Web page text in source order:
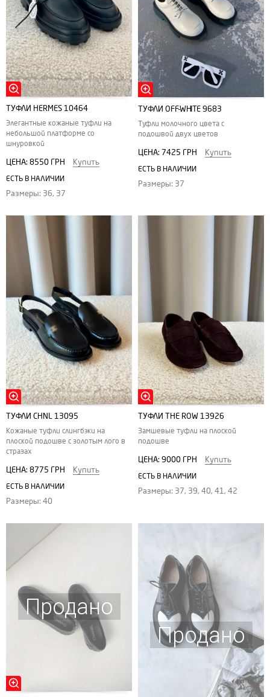
ТУФЛИ HERMES 10464
Элегантные кожаные туфли на
небольшой платформе со
шнуровкой
ЦЕНА: 8550 ГРН Купить
ЕСТЬ В НАЛИЧИИ
Размеры: 36, 37
ТУФЛИ ОFF-WHITE 9683
Туфли молочного цвета с
подошвой двух цветов
ЦЕНА: 7425 ГРН Купить
ЕСТЬ В НАЛИЧИИ
Размеры: 37
ТУФЛИ CHNL 13095
Кожаные туфли слингбэки на
плоской подошве с золотым лого в
стразах
ЦЕНА: 8775 ГРН Купить
ЕСТЬ В НАЛИЧИИ
Размеры: 40
ТУФЛИ THE ROW 13926
Замшевые туфли на плоской
подошве
ЦЕНА: 9000 ГРН Купить
ЕСТЬ В НАЛИЧИИ
Размеры: 37, 39, 40, 41, 42
Продано
Продано